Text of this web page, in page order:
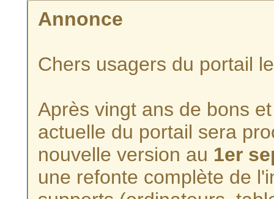
Annonce
Chers usagers du portail
Après vingt ans de bons
actuelle du portail sera
nouvelle version au 1er
une refonte complète de